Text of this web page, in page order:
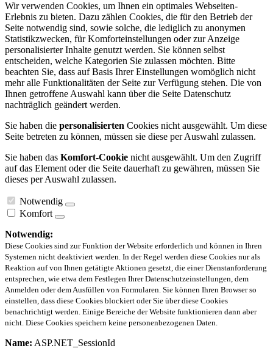
Wir verwenden Cookies, um Ihnen ein optimales Webseiten-
Erlebnis zu bieten. Dazu zählen Cookies, die für den Betrieb der
Seite notwendig sind, sowie solche, die lediglich zu anonymen
Statistikzwecken, für Komforteinstellungen oder zur Anzeige
personalisierter Inhalte genutzt werden. Sie können selbst
entscheiden, welche Kategorien Sie zulassen möchten. Bitte
beachten Sie, dass auf Basis Ihrer Einstellungen womöglich nicht
mehr alle Funktionalitäten der Seite zur Verfügung stehen. Die von
Ihnen getroffene Auswahl kann über die Seite Datenschutz
nachträglich geändert werden.
Sie haben die personalisierten Cookies nicht ausgewählt. Um diese
Seite betreten zu können, müssen sie diese per Auswahl zulassen.
Sie haben das Komfort-Cookie nicht ausgewählt. Um den Zugriff
auf das Element oder die Seite dauerhaft zu gewähren, müssen Sie
dieses per Auswahl zulassen.
Notwendig
Komfort
Notwendig:
Diese Cookies sind zur Funktion der Website erforderlich und können in Ihren
Systemen nicht deaktiviert werden. In der Regel werden diese Cookies nur als
Reaktion auf von Ihnen getätigte Aktionen gesetzt, die einer Dienstanforderung
entsprechen, wie etwa dem Festlegen Ihrer Datenschutzeinstellungen, dem
Anmelden oder dem Ausfüllen von Formularen. Sie können Ihren Browser so
einstellen, dass diese Cookies blockiert oder Sie über diese Cookies
benachrichtigt werden. Einige Bereiche der Website funktionieren dann aber
nicht. Diese Cookies speichern keine personenbezogenen Daten.
Name: ASP.NET_SessionId